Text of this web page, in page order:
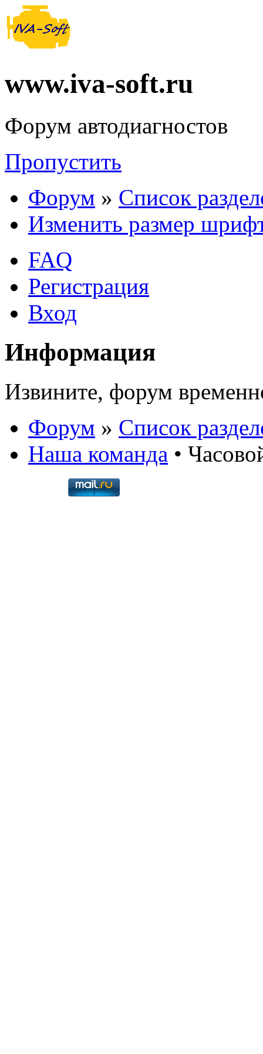
www.iva-soft.ru
Форум автодиагностов
Пропустить
Форум » Список
Изменить размер
FAQ
Регистрация
Вход
Информация
Извините, форум
Форум » Список
Наша команда •